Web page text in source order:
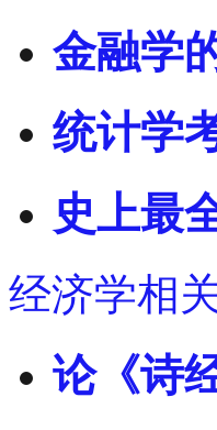
金融学
统计学
史上最
经济学相
论《诗